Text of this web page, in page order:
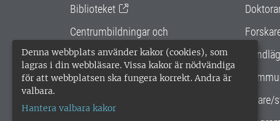
Denna webbplats använder kakor (cookies), som
lagras i din webbläsare. Vissa kakor är nödvändiga
för att webbplatsen ska fungera korrekt. Andra är
valbara.
Hantera valbara kakor
Biblioteket
Centrumbildningar och
samarbetsprojekt
Gemensamma verksamhetsstödet